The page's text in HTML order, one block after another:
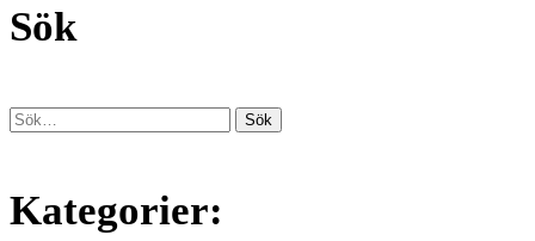
Sök
Kategorier: